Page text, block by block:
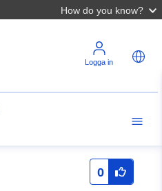
How do you know?
Logga in
0